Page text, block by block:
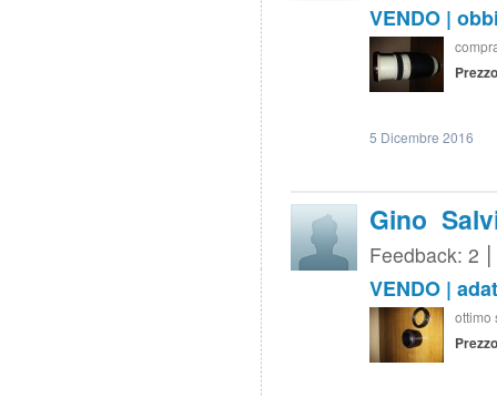
VENDO |
5 Dicembre 2016
Gino
Feedback: 2
VENDO |
ottimo